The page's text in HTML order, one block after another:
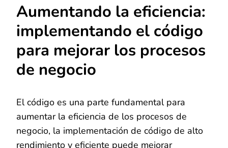
Aumentando la eficiencia:
implementando el código
para mejorar los procesos
de negocio
El código es una parte fundamental para
aumentar la eficiencia de los procesos de
negocio, la implementación de código de alto
rendimiento y eficiente puede mejorar